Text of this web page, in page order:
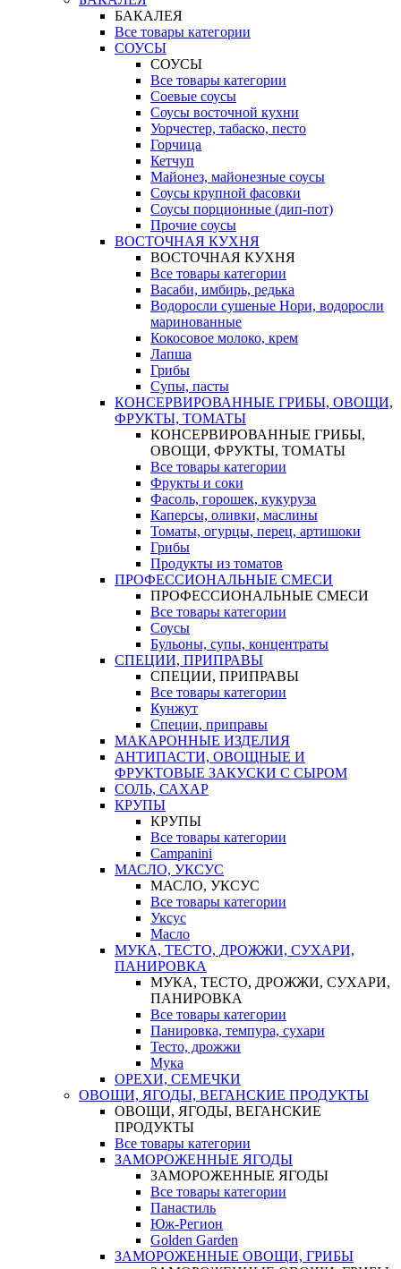
БАКАЛЕЯ
Все товары категории
СОУСЫ
СОУСЫ
Все товары категории
Соевые соусы
Соусы восточной кухни
Уорчестер, табаско, песто
Горчица
Кетчуп
Майонез, майонезные соусы
Соусы крупной фасовки
Соусы порционные (дип-пот)
Прочие соусы
ВОСТОЧНАЯ КУХНЯ
ВОСТОЧНАЯ КУХНЯ
Все товары категории
Васаби, имбирь, редька
Водоросли сушеные Нори, водоросли
маринованные
Кокосовое молоко, крем
Лапша
Грибы
Супы, пасты
КОНСЕРВИРОВАННЫЕ ГРИБЫ, ОВОЩИ,
ФРУКТЫ, ТОМАТЫ
КОНСЕРВИРОВАННЫЕ ГРИБЫ,
ОВОЩИ, ФРУКТЫ, ТОМАТЫ
Все товары категории
Фрукты и соки
Фасоль, горошек, кукуруза
Каперсы, оливки, маслины
Томаты, огурцы, перец, артишоки
Грибы
Продукты из томатов
ПРОФЕССИОНАЛЬНЫЕ СМЕСИ
ПРОФЕССИОНАЛЬНЫЕ СМЕСИ
Все товары категории
Соусы
Бульоны, супы, концентраты
СПЕЦИИ, ПРИПРАВЫ
СПЕЦИИ, ПРИПРАВЫ
Все товары категории
Кунжут
Специи, приправы
МАКАРОННЫЕ ИЗДЕЛИЯ
АНТИПАСТИ, ОВОЩНЫЕ И
ФРУКТОВЫЕ ЗАКУСКИ С СЫРОМ
СОЛЬ, САХАР
КРУПЫ
КРУПЫ
Все товары категории
Campanini
МАСЛО, УКСУС
МАСЛО, УКСУС
Все товары категории
Уксус
Масло
МУКА, ТЕСТО, ДРОЖЖИ, СУХАРИ,
ПАНИРОВКА
МУКА, ТЕСТО, ДРОЖЖИ, СУХАРИ,
ПАНИРОВКА
Все товары категории
Панировка, темпура, сухари
Тесто, дрожжи
Мука
ОРЕХИ, СЕМЕЧКИ
ОВОЩИ, ЯГОДЫ, ВЕГАНСКИЕ ПРОДУКТЫ
ОВОЩИ, ЯГОДЫ, ВЕГАНСКИЕ
ПРОДУКТЫ
Все товары категории
ЗАМОРОЖЕННЫЕ ЯГОДЫ
ЗАМОРОЖЕННЫЕ ЯГОДЫ
Все товары категории
Панастиль
Юж-Регион
Golden Garden
ЗАМОРОЖЕННЫЕ ОВОЩИ, ГРИБЫ